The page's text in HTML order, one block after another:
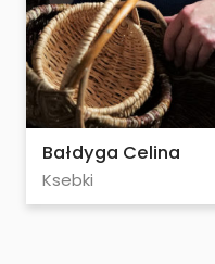
Bałdyga Celina
Ksebki